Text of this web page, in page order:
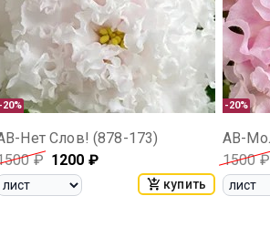
-20%
Нет Слов! (878-173)
₽ 1200 ₽
купить
-20%
1500₽